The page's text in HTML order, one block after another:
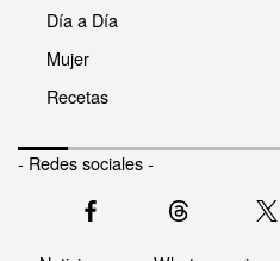
Día a Día
Mujer
Recetas
- Redes sociales -